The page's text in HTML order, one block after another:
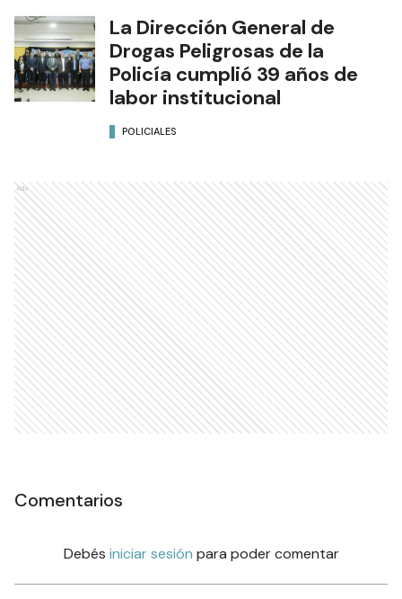
La Dirección General de
Drogas Peligrosas de la
Policía cumplió 39 años de
labor institucional
POLICIALES
Ads
Comentarios
Debés iniciar sesión para poder comentar